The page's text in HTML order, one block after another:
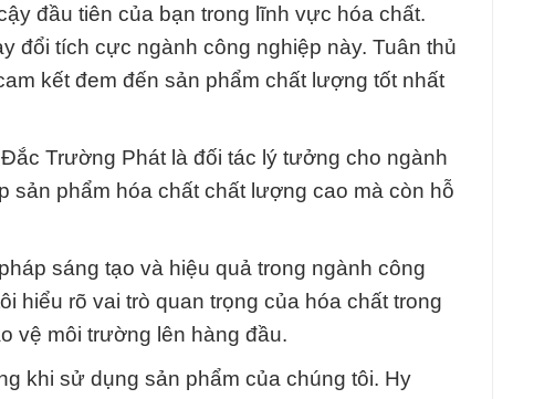
đầu tiên của bạn trong lĩnh vực hóa chất.
đổi tích cực ngành công nghiệp này. Tuân thủ
kết đem đến sản phẩm chất lượng tốt nhất
Trường Phát là đối tác lý tưởng cho ngành
sản phẩm hóa chất chất lượng cao mà còn hỗ
sáng tạo và hiệu quả trong ngành công
hiểu rõ vai trò quan trọng của hóa chất trong
vệ môi trường lên hàng đầu.
khi sử dụng sản phẩm của chúng tôi. Hy